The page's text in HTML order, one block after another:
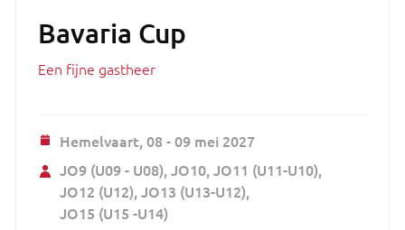
Bavaria Cup
Een fijne gastheer
Hemelvaart,08 - 09 mei 2027
JO9 (U09 - U08) JO10 JO11 (U11-U10)
JO12 (U12) JO13 (U13-U12)
JO15 (U15 -U14)